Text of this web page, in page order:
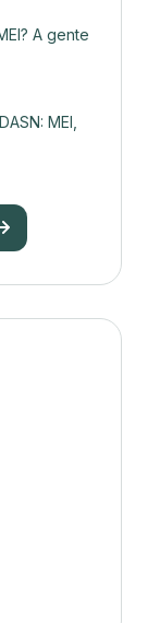
A gente
MEI,